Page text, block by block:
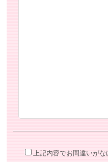
上記内容でお間違いが